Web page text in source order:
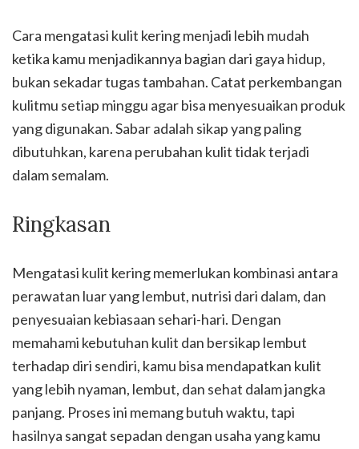
Cara mengatasi kulit kering menjadi lebih mudah
ketika kamu menjadikannya bagian dari gaya hidup,
bukan sekadar tugas tambahan. Catat perkembangan
kulitmu setiap minggu agar bisa menyesuaikan produk
yang digunakan. Sabar adalah sikap yang paling
dibutuhkan, karena perubahan kulit tidak terjadi
dalam semalam.
Ringkasan
Mengatasi kulit kering memerlukan kombinasi antara
perawatan luar yang lembut, nutrisi dari dalam, dan
penyesuaian kebiasaan sehari-hari. Dengan
memahami kebutuhan kulit dan bersikap lembut
terhadap diri sendiri, kamu bisa mendapatkan kulit
yang lebih nyaman, lembut, dan sehat dalam jangka
panjang. Proses ini memang butuh waktu, tapi
hasilnya sangat sepadan dengan usaha yang kamu